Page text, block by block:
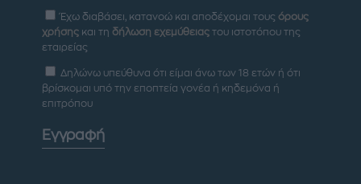
Έχω διαβάσει, κατανοώ και αποδέχομαι τους όρους
χρήσης και τη δήλωση εχεμύθειας του ιστοτόπου της
εταιρείας
Δηλώνω υπεύθυνα ότι είμαι άνω των 18 ετών ή ότι
βρίσκομαι υπό την εποπτεία γονέα ή κηδεμόνα ή
επιτρόπου
Εγγραφή